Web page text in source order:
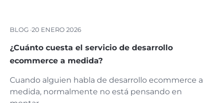
BLOG ·20 ENERO 2026
¿Cuánto cuesta el servicio de desarrollo
ecommerce a medida?
Cuando alguien habla de desarrollo ecommerce a
medida, normalmente no está pensando en